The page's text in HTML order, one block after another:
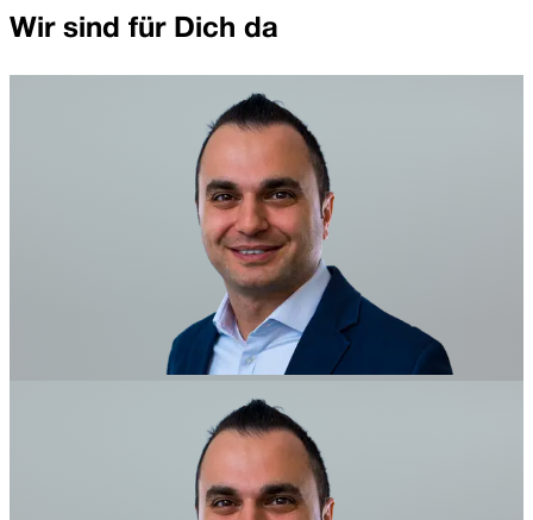
Wir sind für Dich da